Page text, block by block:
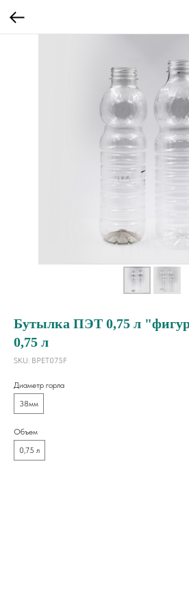
Бутылка ПЭТ 0,75 л
0,75 л
SKU: BPET075F
Диаметр горла
38мм
Объем
0,75 л